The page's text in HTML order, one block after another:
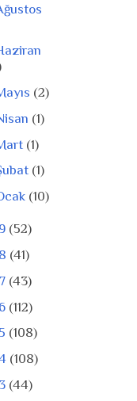
(2)
(1)
(1)
(1)
(10)
(52)
(41)
(43)
(112)
(108)
(108)
(44)